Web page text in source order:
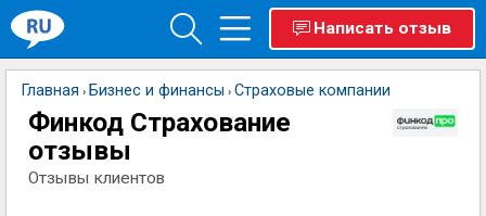
Написать отзыв
Главная › Бизнес и финансы › Страховые компании
Финкод Страхование
отзывы
Отзывы клиентов